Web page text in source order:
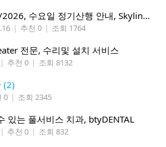
*시애틀 산악회, 7/22/2026, 수요일 정기산행 안내, Skyline Trail Loop(Mt. Rainier)*
| 추천 0 | 조회 1764
전문, 수리및 설치 서비스
| 추천 0 | 조회 8132
(2)
0 | 조회 2345
있는 풀서비스 치과, btyDENTAL
| 추천 0 | 조회 832